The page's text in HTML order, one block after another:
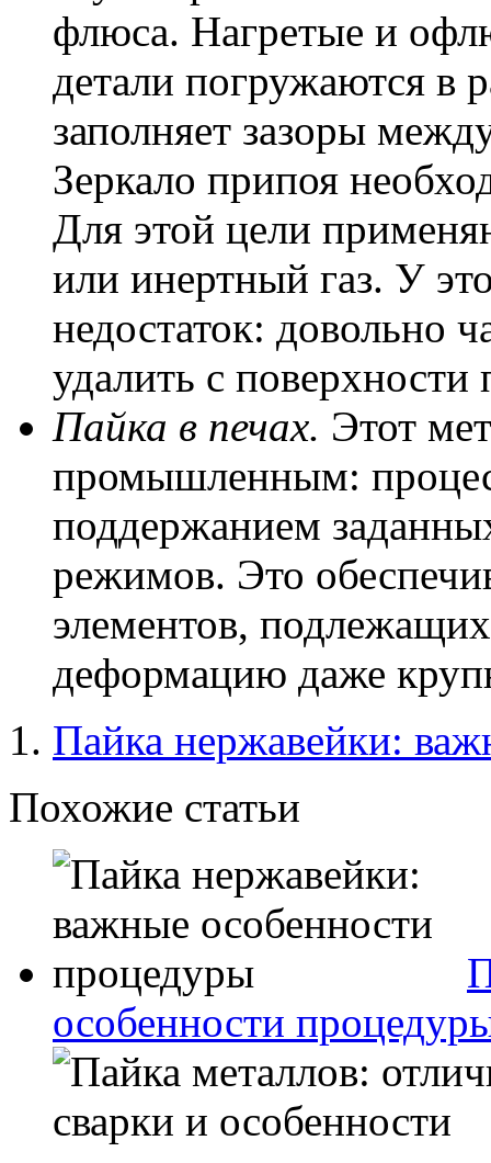
флюса. Нагретые и
детали погружаются в
заполняет зазоры
Зеркало припоя
Для этой цели
или инертный газ. У
недостаток: довольно
удалить с поверхности
Пайка в печах. Этот
промышленным:
поддержанием
режимов. Это
элементов,
деформацию даже
Пайка нержавейки:
Похожие статьи
особенности